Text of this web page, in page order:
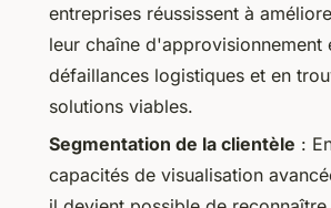
entreprises réussissent à
leur chaîne d'approvisionnement
défaillances logistiques et en
solutions viables.
Segmentation de la clientèle :
capacités de visualisation